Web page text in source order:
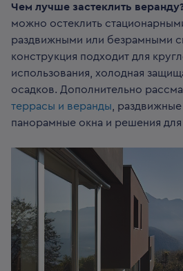
Чем лучше застеклить
можно остеклить
раздвижными или безрамными
конструкция подходит для
использования, холодная
осадков. Дополнительно
террасы и веранды ,
панорамные окна и решения для